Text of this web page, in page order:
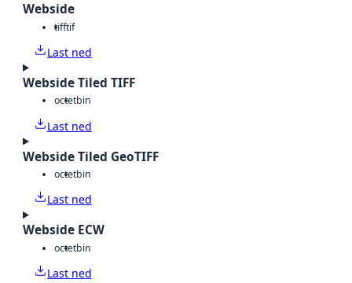
Webside
tifftif
Last ned
Webside Tiled TIFF
octetbin
Last ned
Webside Tiled GeoTIFF
octetbin
Last ned
Webside ECW
octetbin
Last ned